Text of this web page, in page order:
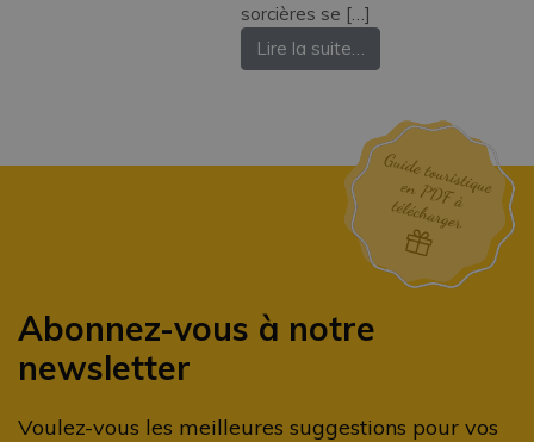
sorcières se […]
Lire la suite…
Abonnez-vous à notre
newsletter
Voulez-vous les meilleures suggestions pour vos